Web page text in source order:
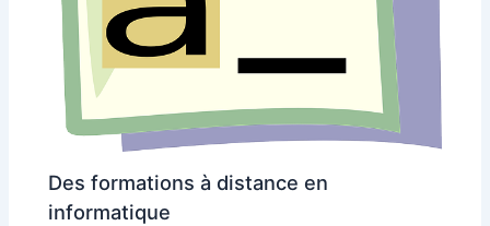
Des formations à distance en
informatique